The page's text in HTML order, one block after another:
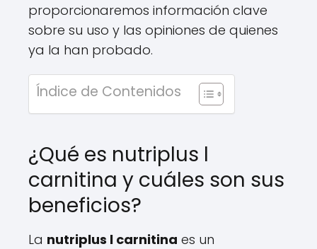
proporcionaremos información clave
sobre su uso y las opiniones de quienes
ya la han probado.
Índice de Contenidos
¿Qué es nutriplus l
carnitina y cuáles son sus
beneficios?
La nutriplus l carnitina es un